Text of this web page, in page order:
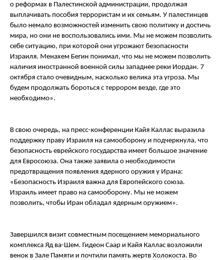
о реформах в Палестинской администрации, продолжая
выплачивать пособия террористам и их семьям. У палестинцев
было немало возможностей изменить свою политику и достичь
мира, но они не воспользовались ими. Мы не можем позволить
себе ситуацию, при которой они угрожают безопасности
Израиля. Менахем Бегин понимал, что мы не можем позволить
наличия иностранной военной силы западнее реки Иордан. 7
октября стало очевидным, насколько велика эта угроза. Мы
будем продолжать бороться с террором везде, где это
необходимо».
В свою очередь, на пресс-конференции Кайя Каллас выразила
поддержку праву Израиля на самооборону и подчеркнула, что
безопасность еврейского государства имеет большое значение
для Евросоюза. Она также заявила о необходимости
предотвращения появления ядерного оружия у Ирана:
«Безопасность Израиля важна для Европейского союза.
Израиль имеет право на самооборону. Мы не можем
позволить, чтобы Иран обладал ядерным оружием».
Завершился визит совместным посещением мемориального
комплекса Яд ва-Шем. Гидеон Саар и Кайя Каллас возложили
венок в Зале Памяти и почтили память жертв Холокоста. Во